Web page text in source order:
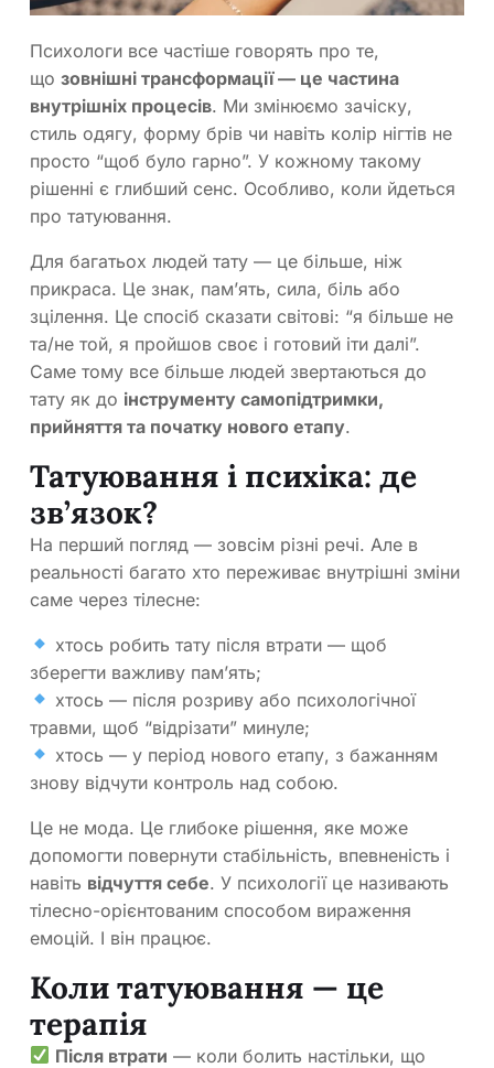
Психологи все частіше говорять про те,
що зовнішні трансформації — це частина
внутрішніх процесів. Ми змінюємо зачіску,
стиль одягу, форму брів чи навіть колір нігтів не
просто “щоб було гарно”. У кожному такому
рішенні є глибший сенс. Особливо, коли йдеться
про татуювання.
Для багатьох людей тату — це більше, ніж
прикраса. Це знак, пам’ять, сила, біль або
зцілення. Це спосіб сказати світові: “я більше не
та/не той, я пройшов своє і готовий іти далі”.
Саме тому все більше людей звертаються до
тату як до інструменту самопідтримки,
прийняття та початку нового етапу.
Татуювання і психіка: де
зв’язок?
На перший погляд — зовсім різні речі. Але в
реальності багато хто переживає внутрішні зміни
саме через тілесне:
хтось робить тату після втрати — щоб
зберегти важливу пам’ять;
хтось — після розриву або психологічної
травми, щоб “відрізати” минуле;
хтось — у період нового етапу, з бажанням
знову відчути контроль над собою.
Це не мода. Це глибоке рішення, яке може
допомогти повернути стабільність, впевненість і
навіть відчуття себе. У психології це називають
тілесно-орієнтованим способом вираження
емоцій. І він працює.
Коли татуювання — це
терапія
Після втрати — коли болить настільки, що